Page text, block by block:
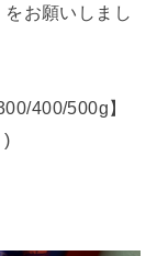
お願いしまし
400/500g】
)